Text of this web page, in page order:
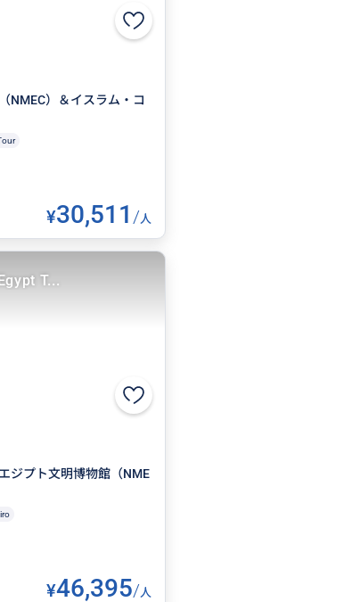
NMEC）＆イスラム・コ
¥30,511 /人
ジプト文明博物館（NME
¥46,395/人
T...